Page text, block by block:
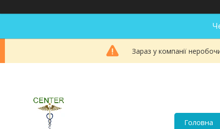
Зараз у компанії
Головна